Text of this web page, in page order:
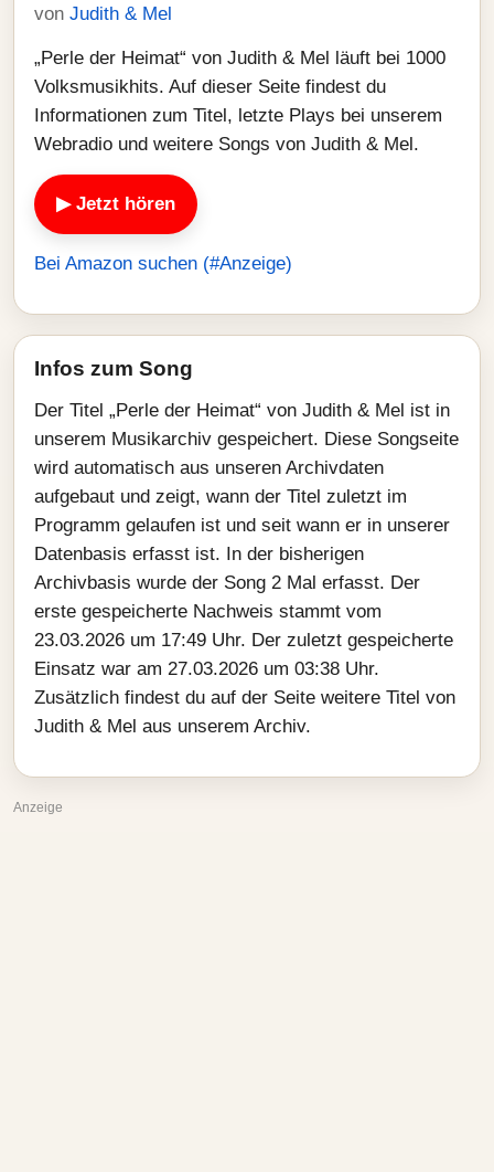
von Judith & Mel
„Perle der Heimat“ von Judith & Mel läuft bei 1000
Volksmusikhits. Auf dieser Seite findest du
Informationen zum Titel, letzte Plays bei unserem
Webradio und weitere Songs von Judith & Mel.
▶ Jetzt hören
Bei Amazon suchen (#Anzeige)
Infos zum Song
Der Titel „Perle der Heimat“ von Judith & Mel ist in
unserem Musikarchiv gespeichert. Diese Songseite
wird automatisch aus unseren Archivdaten
aufgebaut und zeigt, wann der Titel zuletzt im
Programm gelaufen ist und seit wann er in unserer
Datenbasis erfasst ist. In der bisherigen
Archivbasis wurde der Song 2 Mal erfasst. Der
erste gespeicherte Nachweis stammt vom
23.03.2026 um 17:49 Uhr. Der zuletzt gespeicherte
Einsatz war am 27.03.2026 um 03:38 Uhr.
Zusätzlich findest du auf der Seite weitere Titel von
Judith & Mel aus unserem Archiv.
Anzeige